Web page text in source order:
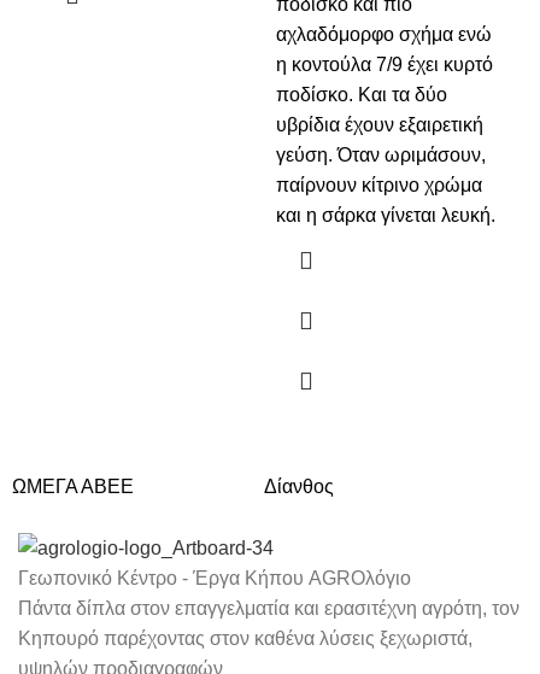
ποδίσκο και πιο
αχλαδόμορφο σχήμα ενώ
η κοντούλα 7/9 έχει κυρτό
ποδίσκο. Και τα δύο
υβρίδια έχουν εξαιρετική
γεύση. Όταν ωριμάσουν,
παίρνουν κίτρινο χρώμα
και η σάρκα γίνεται λευκή.
ΩΜΕΓΑ ΑΒΕΕ Δίανθος
Γεωπονικό Κέντρο - Έργα Κήπου AGROλόγιο
Πάντα δίπλα στον επαγγελματία και ερασιτέχνη αγρότη, τον
Κηπουρό παρέχοντας στον καθένα λύσεις ξεχωριστά,
υψηλών προδιαγραφών